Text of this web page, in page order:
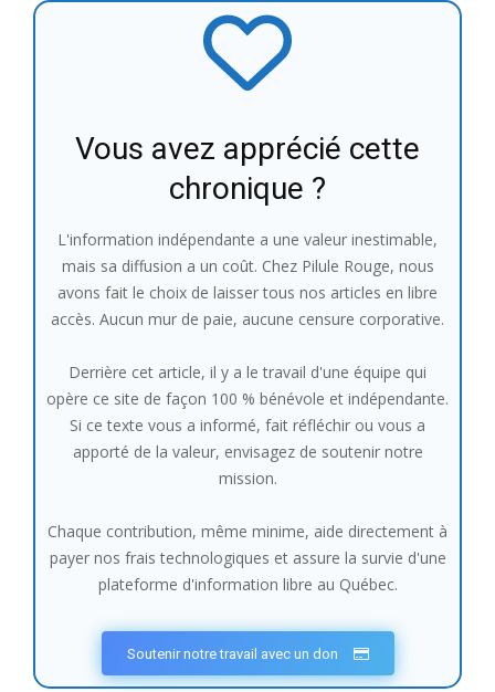
Vous avez apprécié cette
chronique ?
L'information indépendante a une valeur inestimable,
mais sa diffusion a un coût. Chez Pilule Rouge, nous
avons fait le choix de laisser tous nos articles en libre
accès. Aucun mur de paie, aucune censure corporative.
Derrière cet article, il y a le travail d'une équipe qui
opère ce site de façon 100 % bénévole et indépendante.
Si ce texte vous a informé, fait réfléchir ou vous a
apporté de la valeur, envisagez de soutenir notre
mission.
Chaque contribution, même minime, aide directement à
payer nos frais technologiques et assure la survie d'une
plateforme d'information libre au Québec.
Soutenir notre travail avec un don